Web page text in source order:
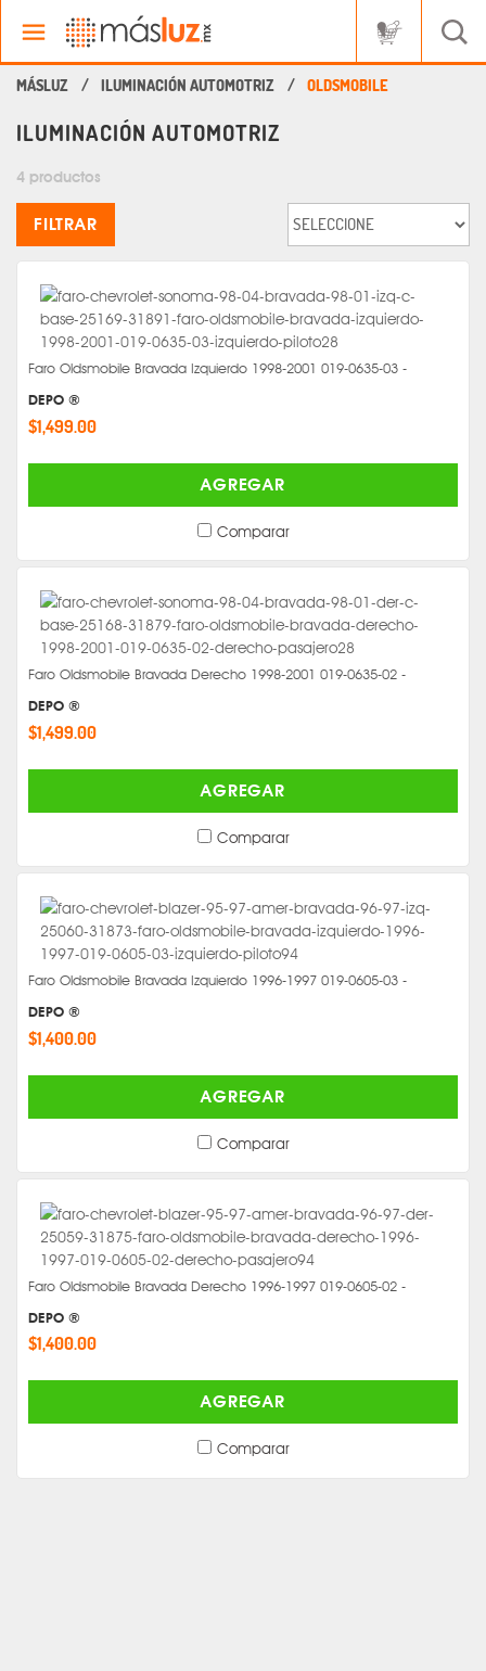
ILUMINACIÓN AUTOMOTRIZ OLDSMOBILE
ILUMINACIÓN AUTOMOTRIZ
4 productos
FILTRAR
Faro Oldsmobile Bravada Izquierdo 1998-2001 019-0635-03 -
DEPO ®
$1,499.00
AGREGAR
Comparar
Faro Oldsmobile Bravada Derecho 1998-2001 019-0635-02 -
DEPO ®
$1,499.00
AGREGAR
Comparar
Faro Oldsmobile Bravada Izquierdo 1996-1997 019-0605-03 -
DEPO ®
$1,400.00
AGREGAR
Comparar
Faro Oldsmobile Bravada Derecho 1996-1997 019-0605-02 -
DEPO ®
$1,400.00
AGREGAR
Comparar